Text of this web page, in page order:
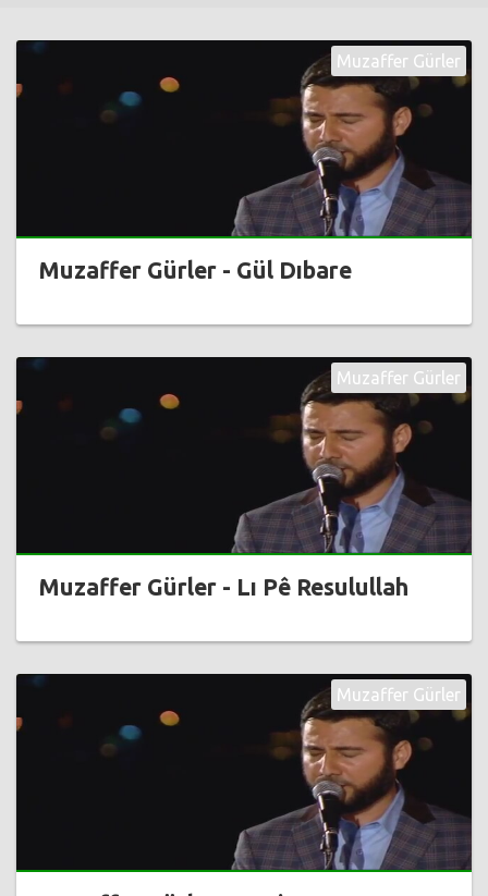
Muzaffer Gürler
Muzaffer Gürler - Gül Dıbare
Muzaffer Gürler
Muzaffer Gürler - Lı Pê Resulullah
Muzaffer Gürler